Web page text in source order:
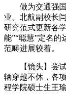
做为交通强国
业。北航副校长
研究范式更新各
能”“聪慧”定名的
范畴进展较着。
【镜头】尝试
辆穿越不休，各
程学院硕士生王